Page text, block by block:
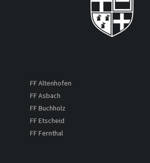
FF Altenhofen
FF Asbach
FF Buchholz
FF Etscheid
FF Fernthal